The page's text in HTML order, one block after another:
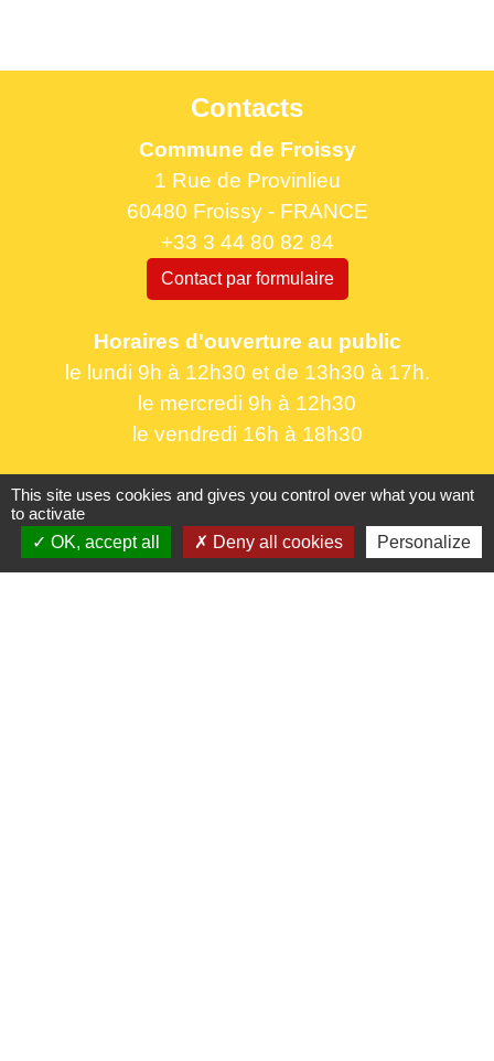
Contacts
Commune de Froissy
1 Rue de Provinlieu
60480 Froissy - FRANCE
+33 3 44 80 82 84
Contact par formulaire
Horaires d'ouverture au public
le lundi 9h à 12h30 et de 13h30 à 17h.
le mercredi 9h à 12h30
le vendredi 16h à 18h30
This site uses cookies and gives you control over what you want
to activate
OK, accept all
Deny all cookies Personalize